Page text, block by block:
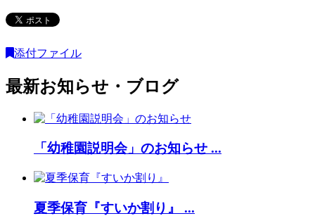
添付ファイル
最新お知らせ・ブログ
「幼稚園説明会」のお知らせ ...
夏季保育『すいか割り』 ...